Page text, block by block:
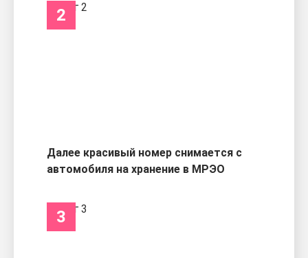
2
Далее красивый номер снимается с
автомобиля на хранение в МРЭО
3